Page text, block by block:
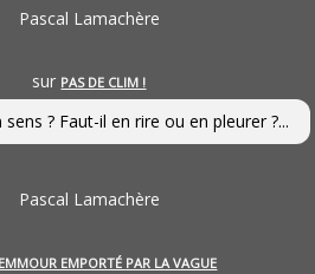
Pascal Lamachère
sur PAS DE CLIM !
? Faut-il en rire ou en pleurer ?...
Pascal Lamachère
EMPORTÉ PAR LA VAGUE